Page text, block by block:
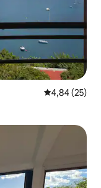
Évaluation
4,84 (25)